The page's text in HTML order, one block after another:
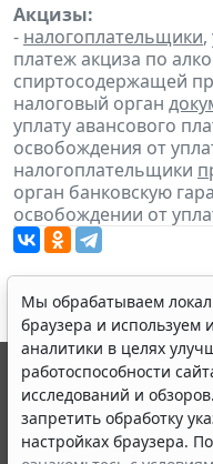
Акцизы:
- налогоплательщики
платеж акциза по
спиртосодержащей
налоговый орган
уплату авансового
освобождения от
налогоплательщики
орган банковскую
освобождении от
Мы обрабатываем
браузера и используем
аналитики в целях
работоспособности
исследований и
запретить обработку
настройках браузера.
© ООО "НПП "ГАРАНТ-
выпускается с 1990
являются участниками
информации ГАРАНТ.